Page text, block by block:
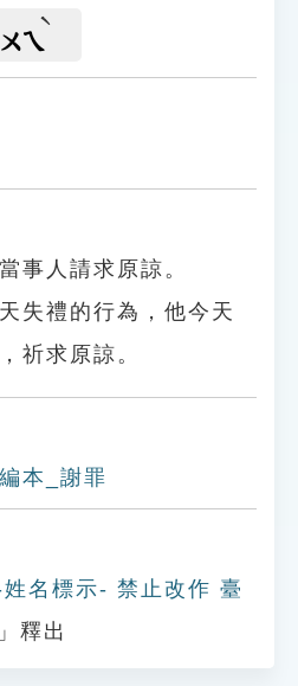
ㄟ
事人請求原諒。
失禮的行為，他今天
祈求原諒。
本_謝罪
名標示- 禁止改作 臺
」釋出